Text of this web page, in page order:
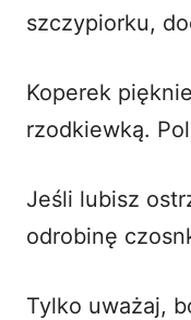
szczypiorku,
Koperek
rzodkiewką.
Jeśli lubisz
odrobinę
Tylko uważaj,